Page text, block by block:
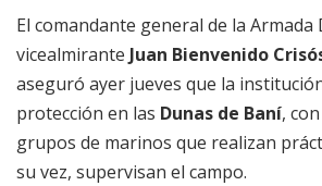
El comandante general de la Armada
vicealmirante Juan Bienvenido
aseguró ayer jueves que la
protección en las Dunas de Baní,
grupos de marinos que realizan
su vez, supervisan el campo.